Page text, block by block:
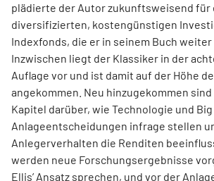
plädierte der Autor zukunftsweisend für
diversifizierten, kostengünstigen
Indexfonds, die er in seinem Buch weiter
Inzwischen liegt der Klassiker in der
Auflage vor und ist damit auf der Höhe
angekommen. Neu hinzugekommen
Kapitel darüber, wie Technologie und
Anlageentscheidungen infrage stellen
Anlegerverhalten die Renditen
werden neue Forschungsergebnisse
Ellis’ Ansatz sprechen, und vor der